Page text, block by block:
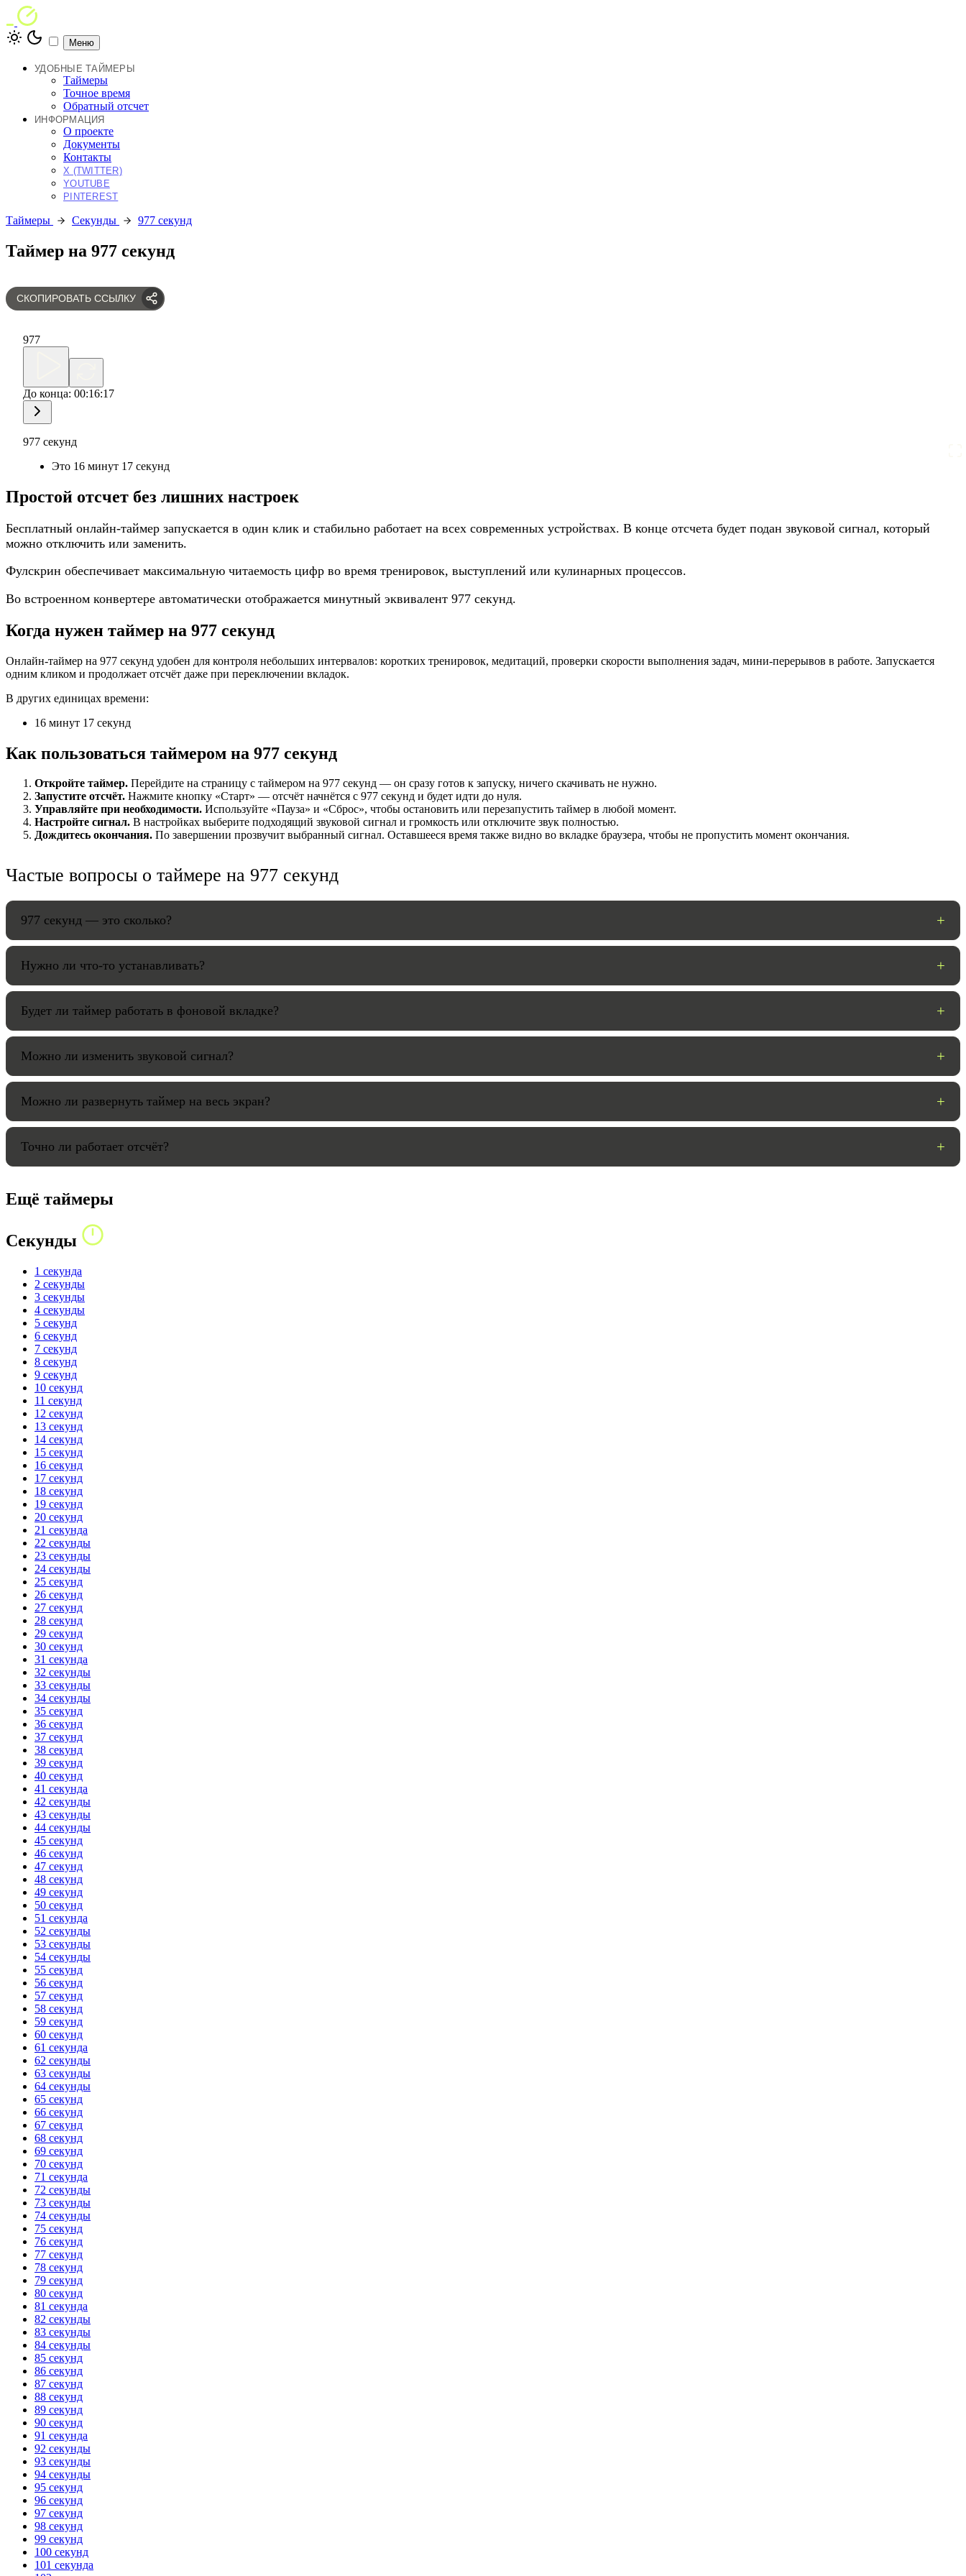
Меню
УДОБНЫЕ ТАЙМЕРЫ
Таймеры
Точное время
Обратный отсчет
ИНФОРМАЦИЯ
О проекте
Документы
Контакты
X (TWITTER)
YOUTUBE
PINTEREST
Таймеры Секунды 977 секунд
Таймер на 977 секунд
СКОПИРОВАТЬ ССЫЛКУ
977
До конца: 00:16:17
977 секунд
Это 16 минут 17 секунд
НАСТРОЙКИ
Громкость:
HANDY TIMERS
Простой отсчет без лишних настроек
Бесплатный онлайн-таймер запускается в один клик и стабильно работает на всех современных устройствах. В конце отсчета будет подан звуковой сигнал, который
можно отключить или заменить.
Фулскрин обеспечивает максимальную читаемость цифр во время тренировок, выступлений или кулинарных процессов.
Во встроенном конвертере автоматически отображается минутный эквивалент 977 секунд.
Когда нужен таймер на 977 секунд
Онлайн-таймер на 977 секунд удобен для контроля небольших интервалов: коротких тренировок, медитаций, проверки скорости выполнения задач, мини-перерывов в работе. Запускается
одним кликом и продолжает отсчёт даже при переключении вкладок.
В других единицах времени:
16 минут 17 секунд
Как пользоваться таймером на 977 секунд
Откройте таймер. Перейдите на страницу с таймером на 977 секунд — он сразу готов к запуску, ничего скачивать не нужно.
Запустите отсчёт. Нажмите кнопку «Старт» — отсчёт начнётся с 977 секунд и будет идти до нуля.
Управляйте при необходимости. Используйте «Пауза» и «Сброс», чтобы остановить или перезапустить таймер в любой момент.
Настройте сигнал. В настройках выберите подходящий звуковой сигнал и громкость или отключите звук полностью.
Дождитесь окончания. По завершении прозвучит выбранный сигнал. Оставшееся время также видно во вкладке браузера, чтобы не пропустить момент окончания.
Частые вопросы о таймере на 977 секунд
977 секунд — это сколько?
Нужно ли что-то устанавливать?
Будет ли таймер работать в фоновой вкладке?
Можно ли изменить звуковой сигнал?
Можно ли развернуть таймер на весь экран?
Точно ли работает отсчёт?
Ещё таймеры
Секунды
1 секунда
2 секунды
3 секунды
4 секунды
5 секунд
6 секунд
7 секунд
8 секунд
9 секунд
10 секунд
11 секунд
12 секунд
13 секунд
14 секунд
15 секунд
16 секунд
17 секунд
18 секунд
19 секунд
20 секунд
21 секунда
22 секунды
23 секунды
24 секунды
25 секунд
26 секунд
27 секунд
28 секунд
29 секунд
30 секунд
31 секунда
32 секунды
33 секунды
34 секунды
35 секунд
36 секунд
37 секунд
38 секунд
39 секунд
40 секунд
41 секунда
42 секунды
43 секунды
44 секунды
45 секунд
46 секунд
47 секунд
48 секунд
49 секунд
50 секунд
51 секунда
52 секунды
53 секунды
54 секунды
55 секунд
56 секунд
57 секунд
58 секунд
59 секунд
60 секунд
61 секунда
62 секунды
63 секунды
64 секунды
65 секунд
66 секунд
67 секунд
68 секунд
69 секунд
70 секунд
71 секунда
72 секунды
73 секунды
74 секунды
75 секунд
76 секунд
77 секунд
78 секунд
79 секунд
80 секунд
81 секунда
82 секунды
83 секунды
84 секунды
85 секунд
86 секунд
87 секунд
88 секунд
89 секунд
90 секунд
91 секунда
92 секунды
93 секунды
94 секунды
95 секунд
96 секунд
97 секунд
98 секунд
99 секунд
100 секунд
101 секунда